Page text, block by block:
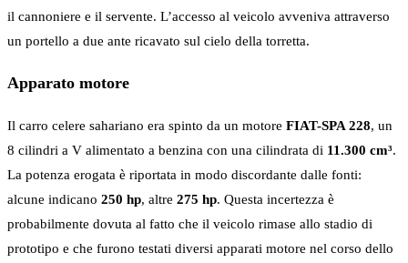
il cannoniere e il servente. L’accesso al veicolo avveniva attraverso
un portello a due ante ricavato sul cielo della torretta.
Apparato motore
Il carro celere sahariano era spinto da un motore FIAT-SPA 228, un
8 cilindri a V alimentato a benzina con una cilindrata di 11.300 cm³.
La potenza erogata è riportata in modo discordante dalle fonti:
alcune indicano 250 hp, altre 275 hp. Questa incertezza è
probabilmente dovuta al fatto che il veicolo rimase allo stadio di
prototipo e che furono testati diversi apparati motore nel corso dello